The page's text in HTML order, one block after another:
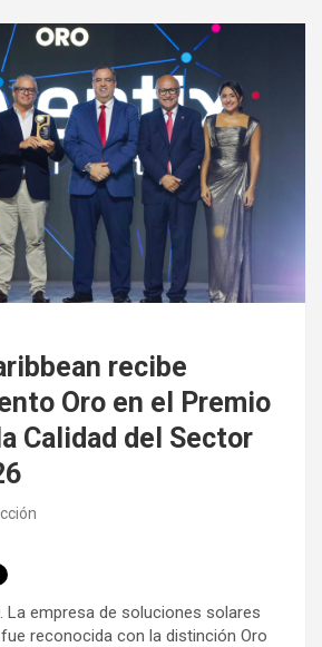
recibe
Oro en el Premio
Calidad del Sector
La empresa de soluciones solares
reconocida con la distinción Oro